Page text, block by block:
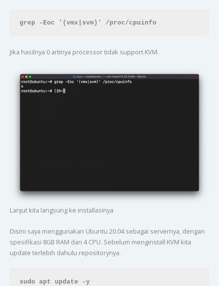
grep -Eoc '(vmx|svm)' /proc/cpuinfo
Jika hasilnya 0 artinya processor tidak support KVM.
Lanjut kita langsung ke installasinya
Disini saya menggunakan Ubuntu 20.04 sebagai servernya, dengan
spesifikasi 8GB RAM dan 4 CPU. Sebelum menginstall KVM kita
update terlebih dahulu repositorynya.
sudo apt update -y